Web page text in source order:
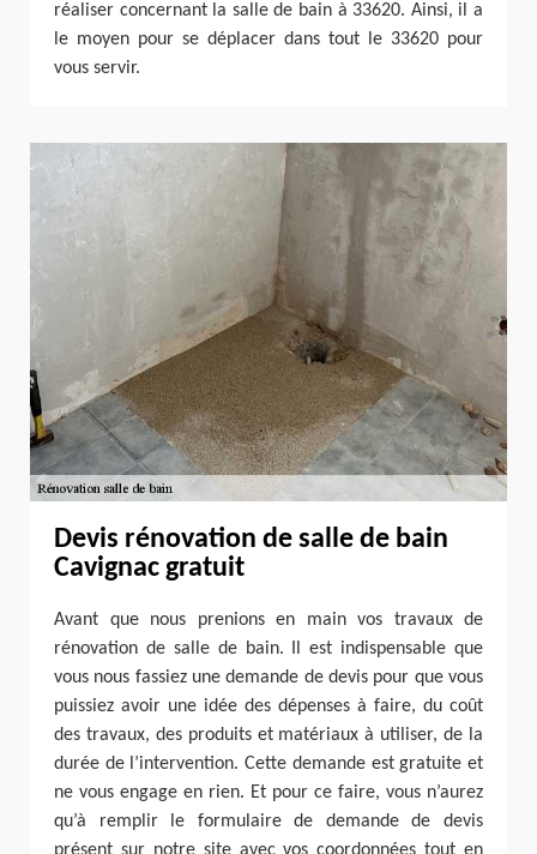
réaliser concernant la salle de bain à 33620. Ainsi, il a
le moyen pour se déplacer dans tout le 33620 pour
vous servir.
Devis rénovation de salle de bain
Cavignac gratuit
Avant que nous prenions en main vos travaux de
rénovation de salle de bain. Il est indispensable que
vous nous fassiez une demande de devis pour que vous
puissiez avoir une idée des dépenses à faire, du coût
des travaux, des produits et matériaux à utiliser, de la
durée de l’intervention. Cette demande est gratuite et
ne vous engage en rien. Et pour ce faire, vous n’aurez
qu’à remplir le formulaire de demande de devis